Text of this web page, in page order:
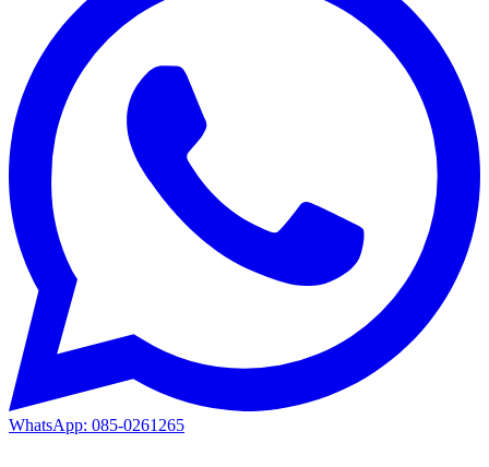
WhatsApp: 085-0261265